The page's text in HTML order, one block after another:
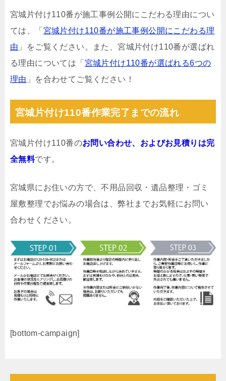
宮城片付け110番が施工事例公開にこだわる理由につい
ては、「 宮城片付け110番が施工事例公開にこだわる理
由 」をご覧ください。また、宮城片付け110番が選ばれ
る理由については「 宮城片付け110番が選ばれる6つの
理由 」を合わせてご覧ください！
宮城片付け110番作業完了までの流れ
宮城片付け110番のお問い合わせ、およびお見積りは完
全無料です。
宮城県にお住いの方で、不用品回収・遺品整理・ゴミ
屋敷整理でお悩みの場合は、弊社までお気軽にお問い
合わせください。
[bottom-campaign]